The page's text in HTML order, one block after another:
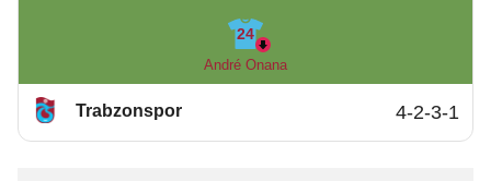
24
André Onana
Trabzonspor 4-2-3-1